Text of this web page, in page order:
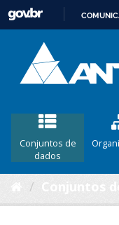
Conjuntos de
dados